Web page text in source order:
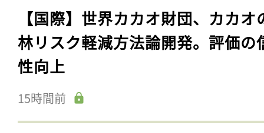
【国際】世界カカオ財団、カカオ
林リスク軽減方法論開発。評価の
性向上
15時間前